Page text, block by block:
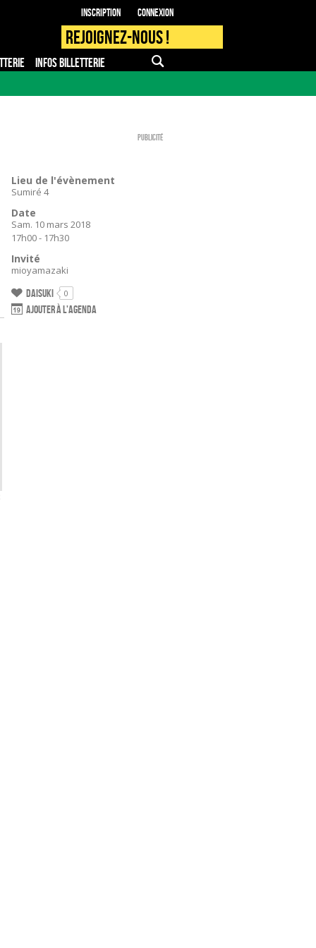
Inscription Connexion
Rejoignez-nous !
INFOS BILLETTERIE APPLI MOBILE
Publicité
Lieu de l'évènement
Sumiré 4
Date
Sam. 10 mars 2018
17h00 - 17h30
Invité
mioyamazaki
Daisuki 0
Ajouter à l'agenda